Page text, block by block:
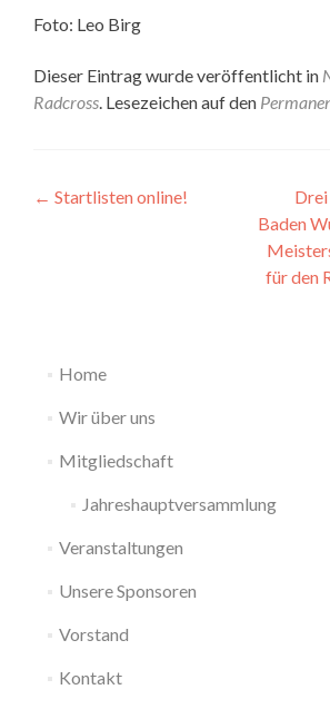
Foto: Leo Birg
Dieser Eintrag wurde veröffentlicht in
Radcross. Lesezeichen auf den
← Startlisten online!
Baden
für den
Home
Wir über uns
Mitgliedschaft
Jahreshauptversammlung
Veranstaltungen
Unsere Sponsoren
Vorstand
Kontakt